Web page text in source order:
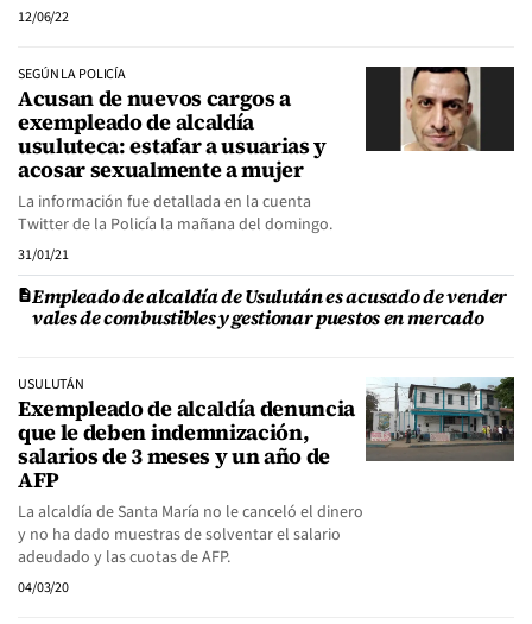
12/06/22
SEGÚN LA POLICÍA
Acusan de nuevos cargos a
exempleado de alcaldía
usuluteca: estafar a usuarias y
acosar sexualmente a mujer
La información fue detallada en la cuenta
Twitter de la Policía la mañana del domingo.
31/01/21
Empleado de alcaldía de Usulután es acusado de vender
vales de combustibles y gestionar puestos en mercado
USULUTÁN
Exempleado de alcaldía denuncia
que le deben indemnización,
salarios de 3 meses y un año de
AFP
La alcaldía de Santa María no le canceló el dinero
y no ha dado muestras de solventar el salario
adeudado y las cuotas de AFP.
04/03/20